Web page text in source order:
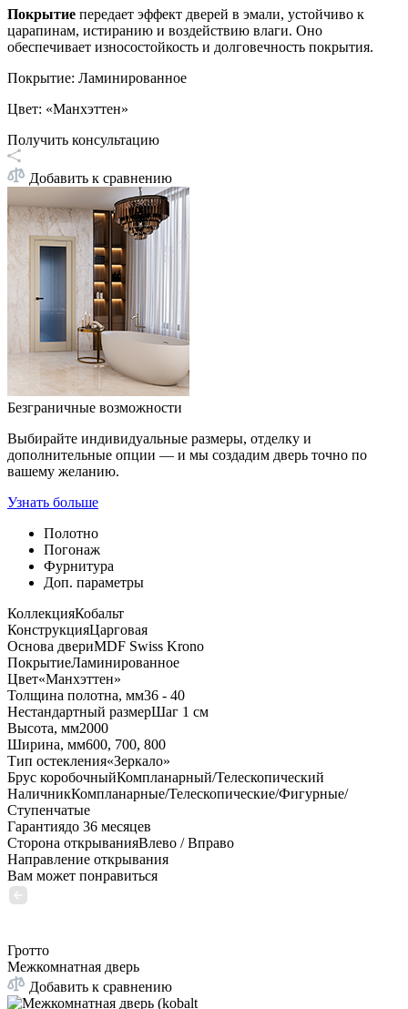
Покрытие передает эффект дверей в эмали, устойчиво к
царапинам, истиранию и воздействию влаги. Оно
обеспечивает износостойкость и долговечность покрытия.
Покрытие: Ламинированное
Цвет: «Манхэттен»
Получить консультацию
Добавить к сравнению
Безграничные возможности
Выбирайте индивидуальные размеры, отделку и
дополнительные опции — и мы создадим дверь точно по
вашему желанию.
Узнать больше
Полотно
Погонаж
Фурнитура
Доп. параметры
КоллекцияКобальт
КонструкцияЦарговая
Основа двериMDF Swiss Krono
ПокрытиеЛаминированное
Цвет«Манхэттен»
Толщина полотна, мм36 - 40
Нестандартный размерШаг 1 см
Высота, мм2000
Ширина, мм600, 700, 800
Тип остекления«Зеркало»
Брус коробочныйКомпланарный/Телескопический
НаличникКомпланарные/Телескопические/Фигурные/
Ступенчатые
Гарантиядо 36 месяцев
Сторона открыванияВлево / Вправо
Направление открывания
Вам может понравиться
Гротто
Межкомнатная дверь
Добавить к сравнению